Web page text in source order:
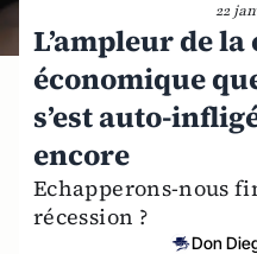
22
L’ampleur de
économique
s’est auto-
encore
Echapperons-nous
récession ?
Don